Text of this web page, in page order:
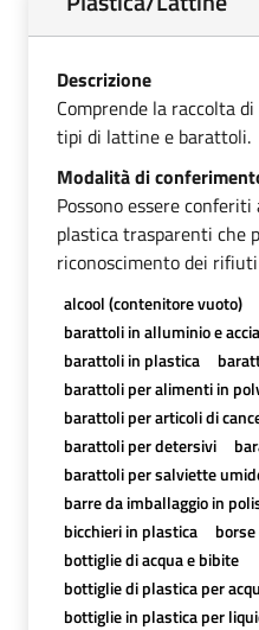
Descrizione
Comprende la raccolta
tipi di lattine e barattoli.
Modalità di
Possono essere
plastica trasparenti che
riconoscimento dei
alcool (contenitore vuoto)
barattoli in alluminio e
barattoli in plastica
barattoli per alimenti in
barattoli per articoli di
barattoli per detersivi
barattoli per salviette
barre da imballaggio in
bicchieri in plastica
bottiglie di acqua e bibite
bottiglie di plastica per
bottiglie in plastica per